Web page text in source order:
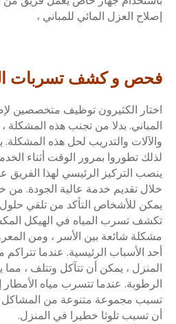
إصلاح العزل المائي للمباني ،
فحص و كشف تسربات
اختار الكثيرون توظيف متخصصين
المباني. بدلا من تجنب هذه المشكلة
والآلات والتدريب لحل هذه
لذلك تطوروا بمرور الوقت أثناء
ينصب التركيز الرئيسي لهذا
خلال تقديم خدمة عالية الجودة. من
يمكن للأشخاص التأكد من تلقي حلول
تكشف تسرب المياه في الهيكل
مشكلة شائعة بين الأسر ، ومن
أحد الأسباب الرئيسية. عندما
المنزل ، يمكن أن تتآكل وتتلف ،
الرطوبة. عندما تتسرب مياه
تسبب مجموعة متنوعة من المشاكل
أن تسبب تلوثا خطيرا في المنزل.